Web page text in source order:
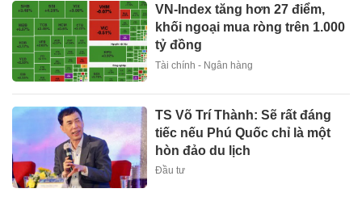
VN-Index tăng hơn 27 điểm,
khối ngoại mua ròng trên 1.000
tỷ đồng
Tài chính - Ngân hàng
TS Võ Trí Thành: Sẽ rất đáng
tiếc nếu Phú Quốc chỉ là một
hòn đảo du lịch
Đầu tư